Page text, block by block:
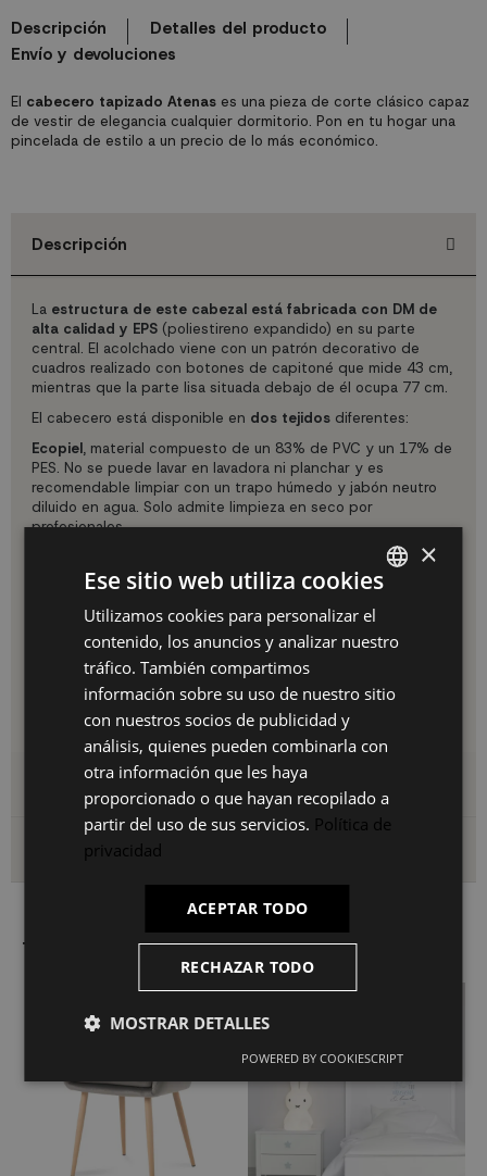
El cabecero tapizado Atenases una pieza de corte clásico capaz
de vestir de elegancia cualquier dormitorio. Pon en tu hogar una
pincelada de estilo a un precio de lo más económico.
Descripción
Detalles del producto
Envío y devoluciones
Descripción
La estructura de este cabezal está fabricada con DM de
alta calidad y EPS (poliestireno expandido) en su parte
central. El acolchado viene con un patrón decorativo de
cuadros realizado con botones de capitoné que mide 43 cm,
mientras que la parte lisa situada debajo de él ocupa 77 cm.
El cabecero está disponible en dos tejidos diferentes:
Ecopiel, material compuesto de un 83% de PVC y un 17% de
PES. No se puede lavar en lavadora ni planchar y es
recomendable limpiar con un trapo húmedo y jabón neutro
diluido en agua. Solo admite limpieza en seco por
profesionales.
, tejido compuesto de un 92% de poliéster y un 8% de
nylon. Planchar por la cara posterior y con temperaturas que
Producto no desenfundable.
Incluye herrajes para su montaje a la pared.
Garantía de 2 años. Fabricado en España.
Consúltanos para medidas especiales.
Detalles del producto
Envío y devoluciones
También le puede interesar
SPANISH
ES
PT
×
Ese sitio web utiliza cookies
Utilizamos cookies para personalizar el
contenido, los anuncios y analizar nuestro
tráfico. También compartimos
información sobre su uso de nuestro sitio
con nuestros socios de publicidad y
análisis, quienes pueden combinarla con
otra información que les haya
proporcionado o que hayan recopilado a
partir del uso de sus servicios. Política de
privacidad
ACEPTAR TODO
RECHAZAR TODO
MOSTRAR DETALLES
POWERED BY COOKIESCRIPT